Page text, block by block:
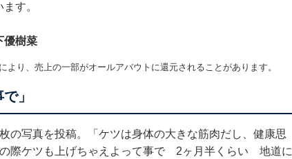
す。
優樹菜
り、売上の一部がオールアバウトに還元されることがあります。
」
の写真を投稿。「ケツは身体の大きな筋肉だし、健康思
際ケツも上げちゃえよって事で 2ヶ月半くらい 地道に